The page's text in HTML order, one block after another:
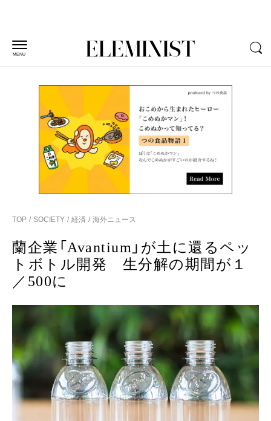
MENU
TOP SOCIETY 経済 海外ニュース
蘭企業「Avantium」が土に還るペッ
トボトル開発 生分解の期間が１
／500に